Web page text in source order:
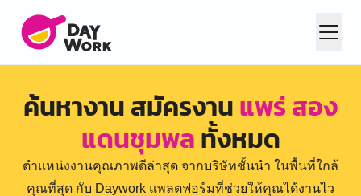
ค้นหางาน สมัครงานแพร่ สอง
แดนชุมพลทั้งหมด
ตำแหน่งงานคุณภาพดีล่าสุด จากบริษัทชั้นนำ ในพื้นที่ใกล้
คุณที่สุด กับ Daywork แพลตฟอร์มที่ช่วยให้คุณได้งานไว